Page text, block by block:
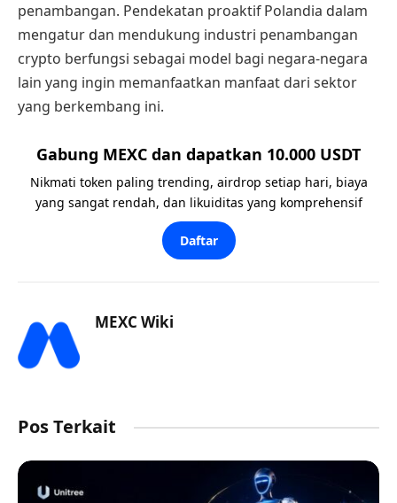
penambangan. Pendekatan proaktif Polandia dalam
mengatur dan mendukung industri penambangan
crypto berfungsi sebagai model bagi negara-negara
lain yang ingin memanfaatkan manfaat dari sektor
yang berkembang ini.
Gabung MEXC dan dapatkan 10.000 USDT
Nikmati token paling trending, airdrop setiap hari, biaya
yang sangat rendah, dan likuiditas yang komprehensif
Daftar
MEXC Wiki
Pos Terkait